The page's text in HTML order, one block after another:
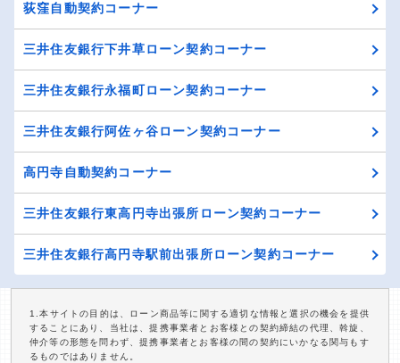
荻窪自動契約コーナー
三井住友銀行下井草ローン契約コーナー
三井住友銀行永福町ローン契約コーナー
三井住友銀行阿佐ヶ谷ローン契約コーナー
高円寺自動契約コーナー
三井住友銀行東高円寺出張所ローン契約コーナー
三井住友銀行高円寺駅前出張所ローン契約コーナー
1.本サイトの目的は、ローン商品等に関する適切な情報と選択の機会を提供
することにあり、当社は、提携事業者とお客様との契約締結の代理、斡旋、
仲介等の形態を問わず、提携事業者とお客様の間の契約にいかなる関与もす
るものではありません。